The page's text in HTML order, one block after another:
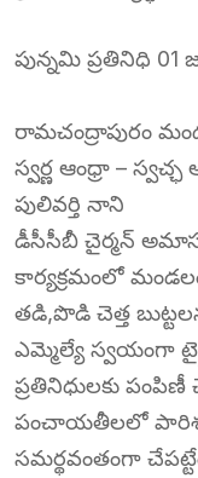
పున్నమి ప్రతినిధి 01
రామచంద్రాపురం
స్వర్ణ ఆంధ్రా –
పులివర్తి నాని
డీసీసీబీ చైర్మన్ అమాస
కార్యక్రమంలో
తడి,పొడి చెత్త
ఎమ్మెల్యే స్వయంగా
ప్రతినిధులకు పంపిణీ
పంచాయతీలలో
సమర్థవంతంగా